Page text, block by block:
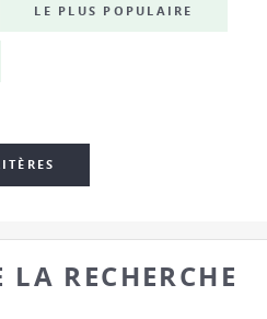
LE PLUS POPULAIRE
LA RECHERCHE